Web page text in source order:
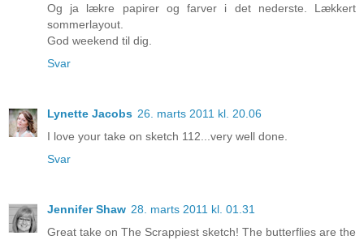
Og ja lækre papirer og farver i det nederste. Lækkert
sommerlayout.
God weekend til dig.
Svar
Lynette Jacobs 26. marts 2011 kl. 20.06
I love your take on sketch 112...very well done.
Svar
Jennifer Shaw 28. marts 2011 kl. 01.31
Great take on The Scrappiest sketch! The butterflies are the